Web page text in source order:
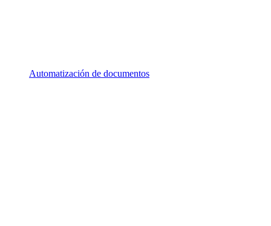
Automatización de documentos